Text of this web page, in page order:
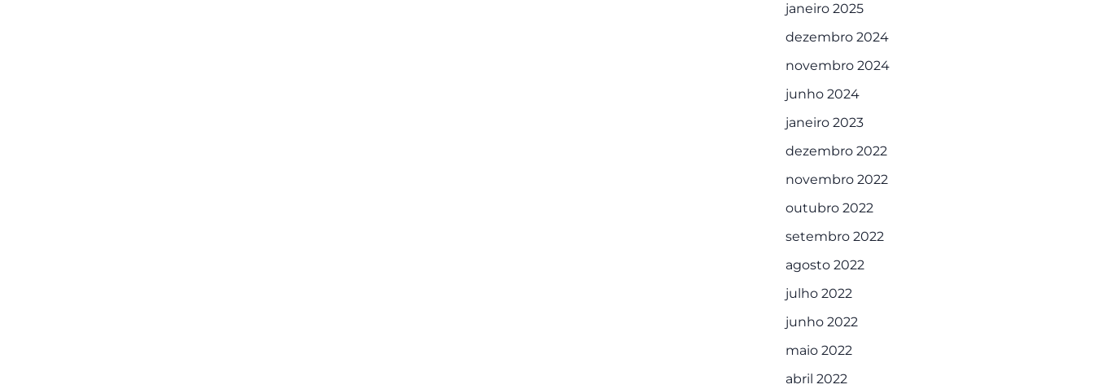
janeiro 2025
dezembro 2024
novembro 2024
junho 2024
janeiro 2023
dezembro 2022
novembro 2022
outubro 2022
setembro 2022
agosto 2022
julho 2022
junho 2022
maio 2022
abril 2022